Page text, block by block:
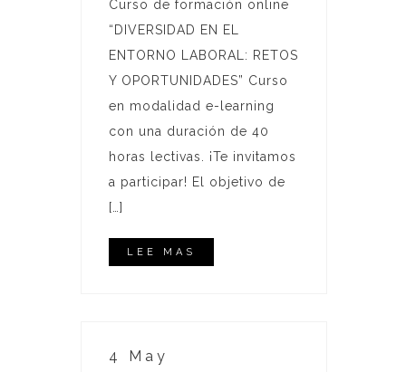
Curso de formación online
“DIVERSIDAD EN EL
ENTORNO LABORAL: RETOS
Y OPORTUNIDADES” Curso
en modalidad e-learning
con una duración de 40
horas lectivas. ¡Te invitamos
a participar! El objetivo de
[…]
LEE MAS
4 May